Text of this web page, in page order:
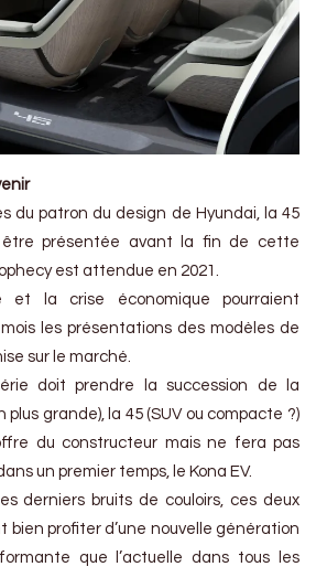
du patron du design de Hyundai, la 45
être présentée avant la fin de cette
est attendue en 2021.
et la crise économique pourraient
les présentations des modèles de
sur le marché.
doit prendre la succession de la
plus grande), la 45 (SUV ou compacte ?)
du constructeur mais ne fera pas
un premier temps, le Kona EV.
derniers bruits de couloirs, ces deux
bien profiter d’une nouvelle génération
que l’actuelle dans tous les